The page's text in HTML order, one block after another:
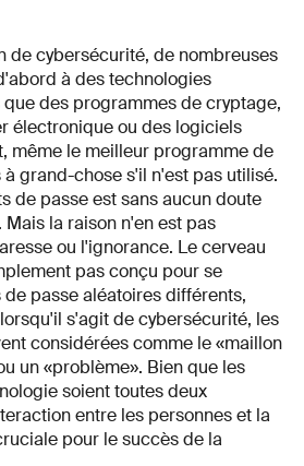
de cybersécurité, de nombreuses
à des technologies
des programmes de cryptage,
électronique ou des logiciels
même le meilleur programme de
grand-chose s'il n'est pas utilisé.
de passe est sans aucun doute
la raison n'en est pas
ou l'ignorance. Le cerveau
pas conçu pour se
passe aléatoires différents,
s'agit de cybersécurité, les
considérées comme le «maillon
un «problème». Bien que les
soient toutes deux
entre les personnes et la
pour le succès de la